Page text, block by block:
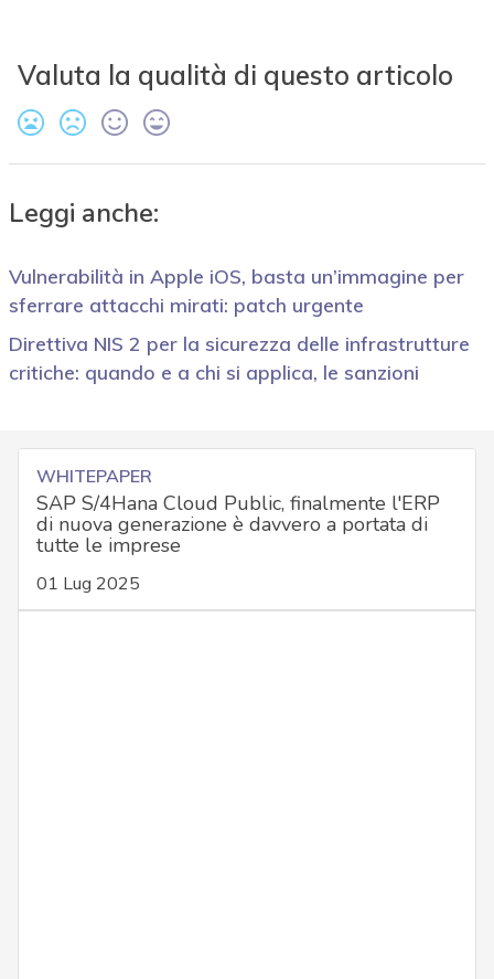
Valuta la qualità di questo articolo
Leggi anche:
Vulnerabilità in Apple iOS, basta un’immagine per
sferrare attacchi mirati: patch urgente
Direttiva NIS 2 per la sicurezza delle infrastrutture
critiche: quando e a chi si applica, le sanzioni
WHITEPAPER
SAP S/4Hana Cloud Public, finalmente l'ERP
di nuova generazione è davvero a portata di
tutte le imprese
01 Lug 2025